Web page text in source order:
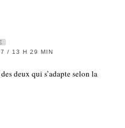
/ 13 H 29 MIN
deux qui s’adapte selon la